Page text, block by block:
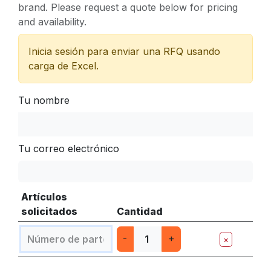
brand. Please request a quote below for pricing
and availability.
Inicia sesión para enviar una RFQ usando
carga de Excel.
Tu nombre
Tu correo electrónico
Artículos
solicitados
Cantidad
- + ×